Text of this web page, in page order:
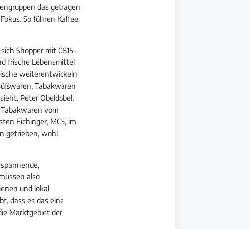
das getragen
So führen Kaffee
Shopper mit 0815-
frische Lebensmittel
weiterentwickeln
Tabakwaren
Peter Obeldobel,
vom
Eichinger, MCS, im
getrieben, wohl
also
und lokal
dass es das eine
Marktgebiet der